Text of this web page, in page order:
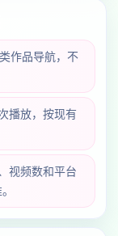
作品导航，不
播放，按现有
视频数和平台